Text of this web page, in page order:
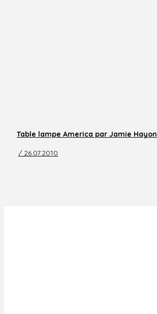
Table lampe America par Jamie Hayon
/ 26.07.2010